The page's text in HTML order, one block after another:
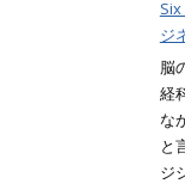
ジ
脳
経
な
と
ジ